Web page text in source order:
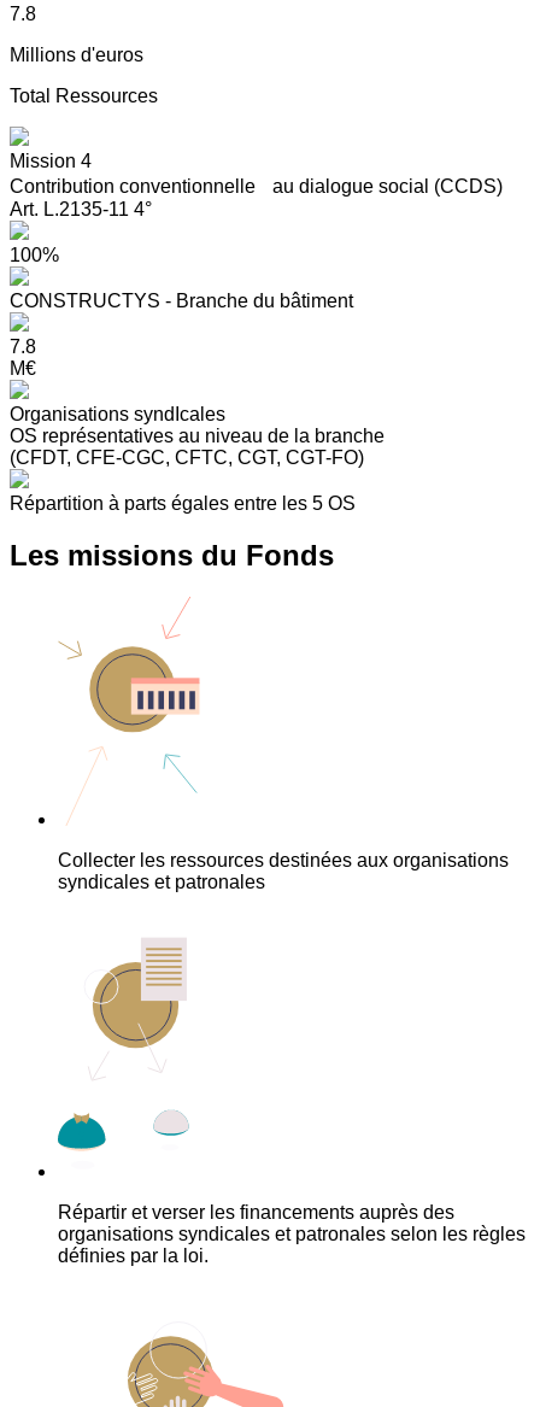
7.8
Millions d'euros
Total Ressources
Mission 4
Contribution conventionnelle au dialogue social (CCDS)
Art. L.2135-11 4°
100%
CONSTRUCTYS - Branche du bâtiment
7.8
M€
Organisations syndIcales
OS représentatives au niveau de la branche
(CFDT, CFE-CGC, CFTC, CGT, CGT-FO)
Répartition à parts égales entre les 5 OS
Les missions du Fonds
Collecter les ressources destinées aux organisations
syndicales et patronales
Répartir et verser les financements auprès des
organisations syndicales et patronales selon les règles
définies par la loi.